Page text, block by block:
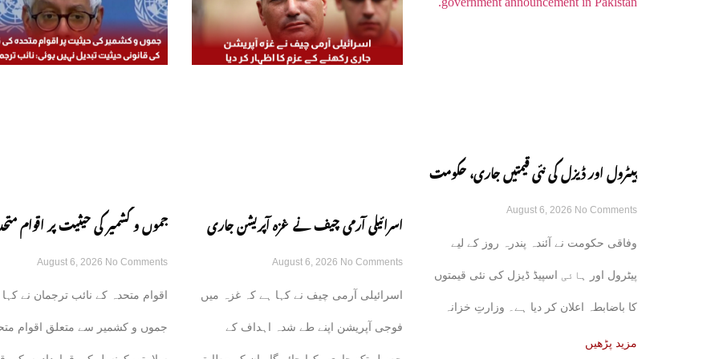
پیٹرول اور ڈیزل کی نئی قیمتیں جاری، حکومت
کا باضابطہ اعلانAugust 6, 2026 No Comments
وفاقی حکومت نے آئندہ پندرہ روز کے لیے
پیٹرول اور ہائی اسپیڈ ڈیزل کی نئی قیمتوں
کا باضابطہ اعلان کر دیا ہے۔ وزارتِ خزانہ
مزید پڑھیں
اسرائیلی آرمی چیف نے غزہ آپریشن جاری
رکھنے کے عزم کا اظہار کر دیا
August 6, 2026 No Comments
اسرائیلی آرمی چیف نے کہا ہے کہ غزہ میں
فوجی آپریشن اپنے طے شدہ اہداف کے
جموں و کشمیر کی حیثیت پر اقوام
قراردادوں کی قانونی حیثیت تبدیل
نائب ترجمان یو این
August 6, 2026 No Comments
اقوام متحدہ کے نائب ترجمان نے
جموں و کشمیر سے متعلق اقوام